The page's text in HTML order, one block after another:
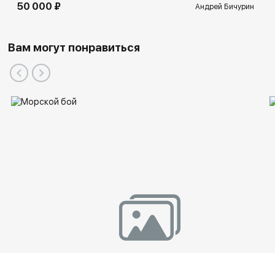
50 000 ₽ Андрей Бичурин
Вам могут понравиться